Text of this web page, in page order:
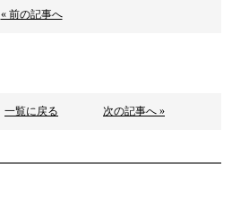
« 前の記事へ
一覧に戻る 次の記事へ »